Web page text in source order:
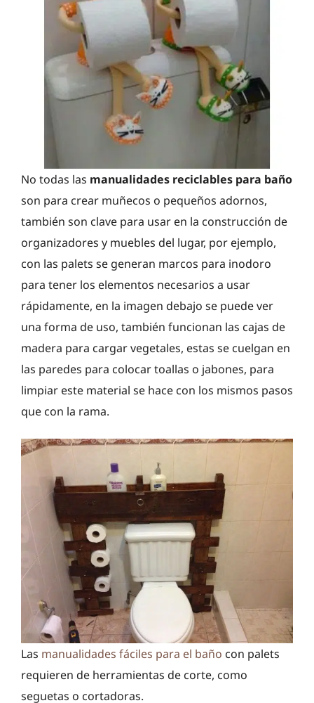
No todas las manualidades reciclables para baño
son para crear muñecos o pequeños adornos,
también son clave para usar en la construcción de
organizadores y muebles del lugar, por ejemplo,
con las palets se generan marcos para inodoro
para tener los elementos necesarios a usar
rápidamente, en la imagen debajo se puede ver
una forma de uso, también funcionan las cajas de
madera para cargar vegetales, estas se cuelgan en
las paredes para colocar toallas o jabones, para
limpiar este material se hace con los mismos pasos
que con la rama.
Las manualidades fáciles para el baño con palets
requieren de herramientas de corte, como
seguetas o cortadoras.